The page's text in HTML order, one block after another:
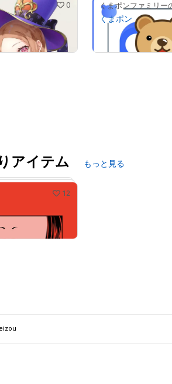
0
くまポン
300,000
アイテム もっと見る
12
有中